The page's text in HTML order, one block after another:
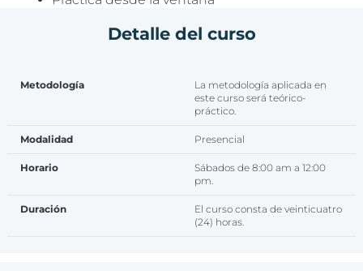
Creatividad fotográfica
Detalle del curso
Metodología
La metodología aplicada en
este curso será teórico-
práctico.
Modalidad Presencial
Horario
Sábados de 8:00 am a 12:00
pm.
Duración
El curso consta de veinticuatro
(24) horas.